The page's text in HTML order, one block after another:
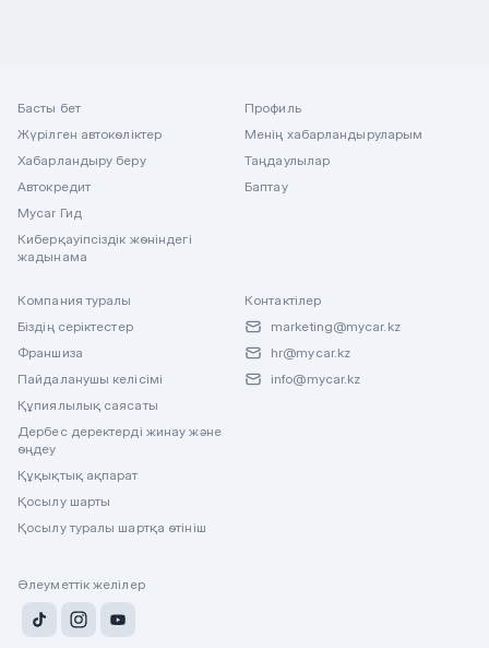
Басты бет
Жүрілген автокөліктер
Хабарландыру беру
Автокредит
Mycar Гид
Киберқауіпсіздік жөніндегі
жадынама
Профиль
Менің хабарландыруларым
Таңдаулылар
Баптау
Компания туралы
Біздің серіктестер
Франшиза
Пайдаланушы келісімі
Құпиялылық саясаты
Дербес деректерді жинау және
өңдеу
Құқықтық ақпарат
Қосылу шарты
Қосылу туралы шартқа өтініш
Контактілер
marketing@mycar.kz
hr@mycar.kz
info@mycar.kz
Әлеуметтік желілер